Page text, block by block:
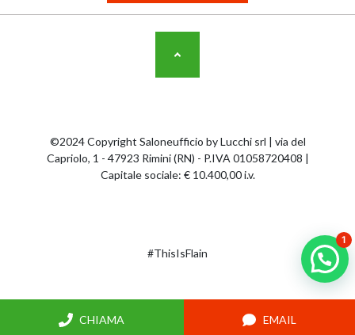
CHIAMA EMAIL
©2024 Copyright Saloneufficio by Lucchi srl | via del
Capriolo, 1 - 47923 Rimini (RN) - P.IVA 01058720408 |
Capitale sociale: € 10.400,00 i.v.
#ThisIsFlain
1